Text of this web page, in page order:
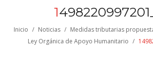
1
Inicio / Noticias / Medidas tributarias
Ley Orgánica de Apoyo Humanitario /